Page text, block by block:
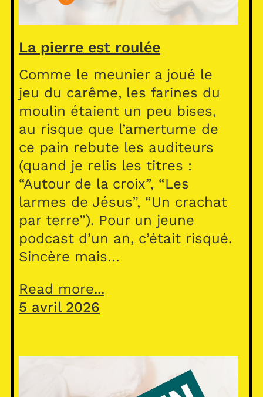
La pierre est roulée
Comme le meunier a joué le
jeu du carême, les farines du
moulin étaient un peu bises,
au risque que l’amertume de
ce pain rebute les auditeurs
(quand je relis les titres :
“Autour de la croix”, “Les
larmes de Jésus”, “Un crachat
par terre”). Pour un jeune
podcast d’un an, c’était risqué.
Sincère mais…
Read more...
5 avril 2026